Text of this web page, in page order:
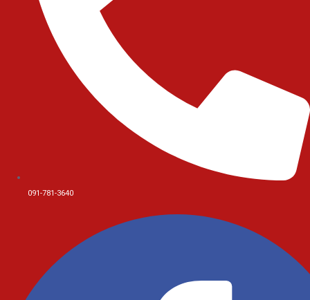
091-781-3640